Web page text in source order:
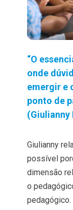
“O
onde
emergir e
ponto de
(Giulianny
Giulianny
possível
dimensão
o
pedagógico.